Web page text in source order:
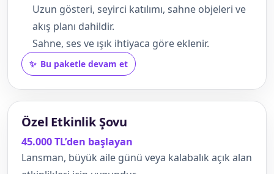
Uzun gösteri, seyirci katılımı, sahne objeleri ve
akış planı dahildir.
Sahne, ses ve ışık ihtiyaca göre eklenir.
Bu paketle devam et
Özel Etkinlik Şovu
45.000 TL’den başlayan
Lansman, büyük aile günü veya kalabalık açık alan